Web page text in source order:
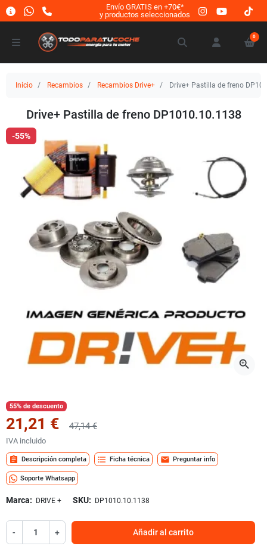
Envío GRATIS en +70€*
y productos seleccionados
0
Inicio Recambios Recambios Drive+ Drive+ Pastilla de freno
Drive+ Pastilla de freno DP1010.10.1138
-55%
zoom_in
55% de descuento
21,21 € 47,14 €
IVA incluido
assignment Descripción completa format_list_bulleted Ficha técnica mail Preguntar info
Soporte Whatsapp
Marca: DRIVE + SKU: DP1010.10.1138
- + Añadir al carrito